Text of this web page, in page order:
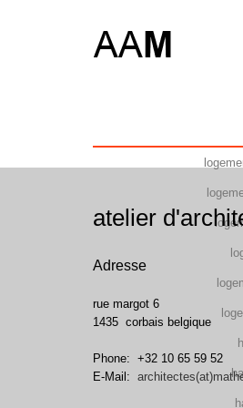
atelier
Adresse
rue margot 6
1435 corbais belgique
Phone: +32 10 65 59 52
E-Mail: